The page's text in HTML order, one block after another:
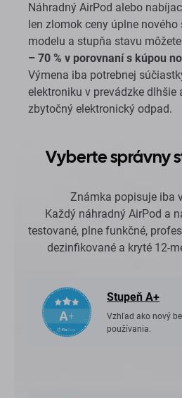
Náhradný AirPod alebo
len zlomok ceny úplne
modelu a stupňa stavu
– 70 % v porovnaní s kúpou
Výmena iba potrebnej
elektroniku v prevádzke
zbytočný elektronický odpad.
Vyberte správny
Známka popisuje iba
Každý náhradný AirPod a
testované, plne funkčné,
dezinfikované a kryté 12-
Stupeň A+
Vzhľad ako nový
používania.